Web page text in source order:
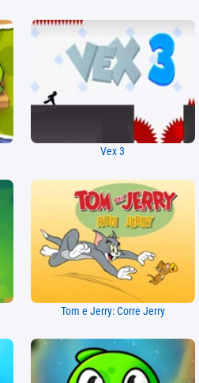
Vex 3
Tom e Jerry: Corre Jerry